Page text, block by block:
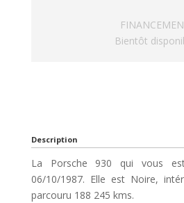
Bientôt
Description
La Porsche 930 qui vous
06/10/1987. Elle est Noire,
parcouru 188 245 kms.